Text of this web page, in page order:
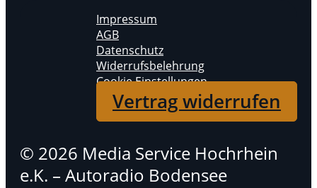
Impressum
AGB
Datenschutz
Widerrufsbelehrung
Cookie Einstellungen
Vertrag widerrufen
© 2026 Media Service Hochrhein
e.K. – Autoradio Bodensee